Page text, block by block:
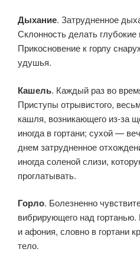
Дыхание. Затрудненное
Склонность делать глубокие
Прикосновение к горлу
удушья.
Кашель. Каждый раз во
Приступы отрывистого,
кашля, возникающего из-за
иногда в гортани; сухой —
днем затрудненное
иногда соленой слизи,
проглатывать.
Горло. Болезненно
вибрирующего над
и афония, словно в гортани
тело.